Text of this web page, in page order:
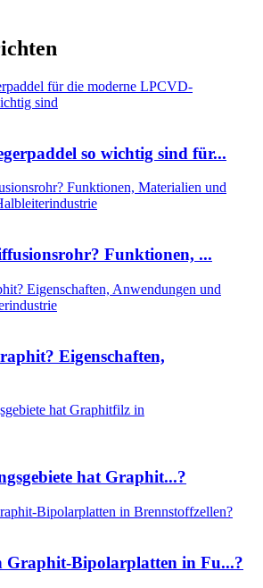
so wichtig sind für...
Funktionen, ...
Eigenschaften,
hat Graphit...?
Graphit-Bipolarplatten in Fu...?